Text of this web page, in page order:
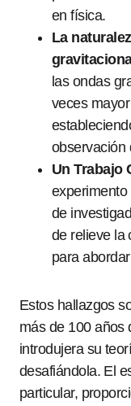
en física.
La
las ondas
veces
observación
Un Trabajo
experimento
de
de relieve la
para
Estos hallazgos
más de 100 años
introdujera su
desafiándola. El
particular,